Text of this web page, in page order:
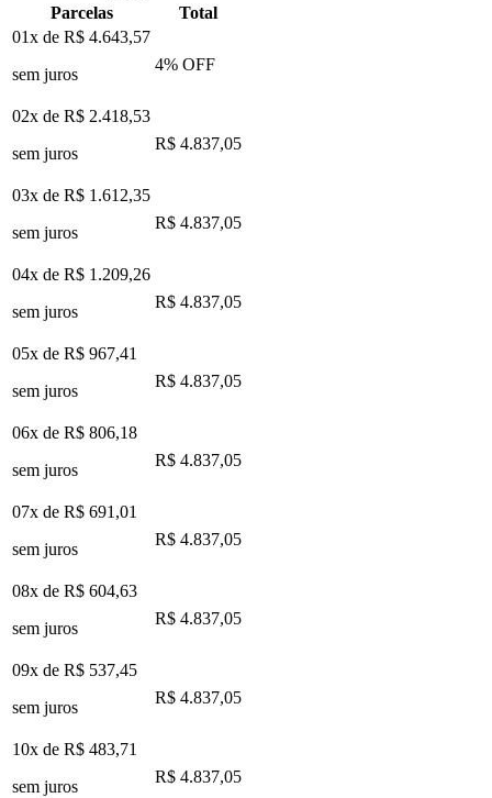
Parcelas
Total
01x de R$ 4.643,57
sem juros
4% OFF
02x de R$ 2.418,53
sem juros
R$ 4.837,05
03x de R$ 1.612,35
sem juros
R$ 4.837,05
04x de R$ 1.209,26
sem juros
R$ 4.837,05
05x de R$ 967,41
sem juros
R$ 4.837,05
06x de R$ 806,18
sem juros
R$ 4.837,05
07x de R$ 691,01
sem juros
R$ 4.837,05
08x de R$ 604,63
sem juros
R$ 4.837,05
09x de R$ 537,45
sem juros
R$ 4.837,05
10x de R$ 483,71
sem juros
R$ 4.837,05